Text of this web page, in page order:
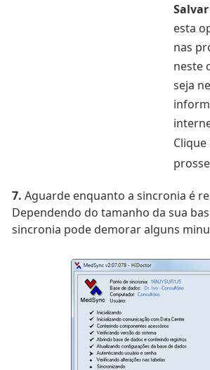
esta
nas
neste
seja
Clique
7. Aguarde enquanto a sincronia é
Dependendo do tamanho da sua
sincronia pode demorar alguns